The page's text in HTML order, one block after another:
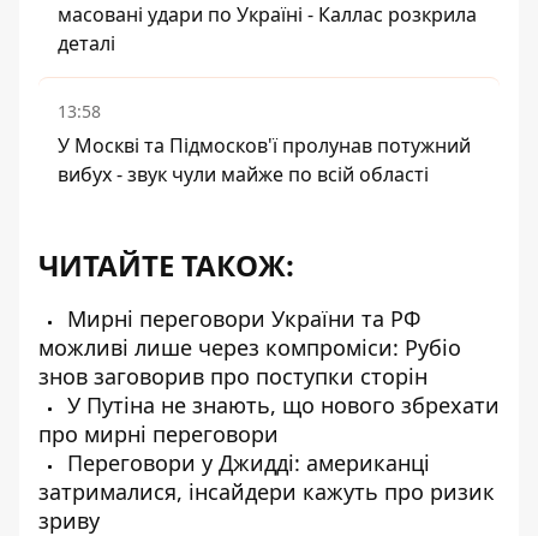
масовані удари по Україні - Каллас розкрила
деталі
13:58
У Москві та Підмосков'ї пролунав потужний
вибух - звук чули майже по всій області
ЧИТАЙТЕ ТАКОЖ:
Мирні переговори України та РФ
можливі лише через компроміси: Рубіо
знов заговорив про поступки сторін
У Путіна не знають, що нового збрехати
про мирні переговори
Переговори у Джидді: американці
затрималися, інсайдери кажуть про ризик
зриву